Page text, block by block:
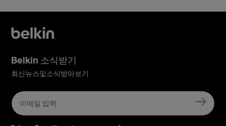
Belkin 소식받기
최신뉴스및소식받아보기